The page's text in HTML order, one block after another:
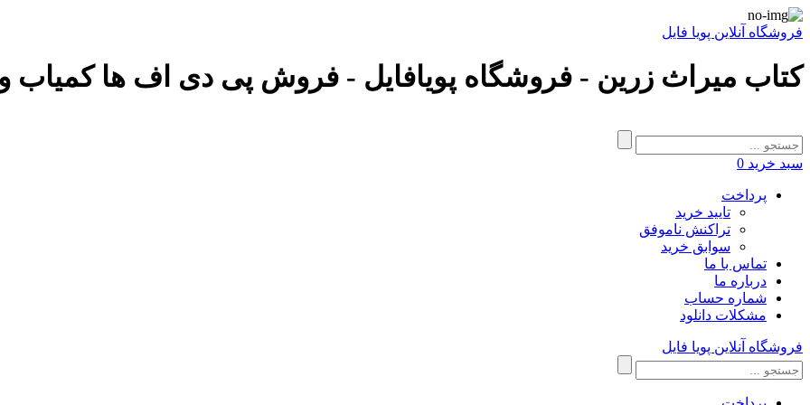
فروشگاه آنلاین پویا فایل
کتاب میراث زرین - فروشگاه پویافایل - فروش پی دی اف ها کمیاب و
سبد خرید 0
پرداخت
تایید خرید
تراکنش ناموفق
سوابق خرید
تماس با ما
درباره ما
شماره حساب
مشکلات دانلود
فروشگاه آنلاین پویا فایل